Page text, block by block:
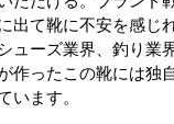
出て靴に不安を感じ
ューズ業界、釣り業
作ったこの靴には独
います。